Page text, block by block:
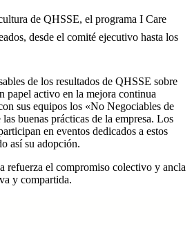
de QHSSE, el programa I Care
desde el comité ejecutivo hasta los
de los resultados de QHSSE sobre
papel activo en la mejora continua
sus equipos los «No Negociables de
las buenas prácticas de la empresa. Los
en eventos dedicados a estos
así su adopción.
refuerza el compromiso colectivo y ancla
y compartida.